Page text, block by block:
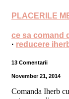
PLACERILE
ce sa comand
· reducere
13 Comentarii
November 21, 2014
Comanda Iherb